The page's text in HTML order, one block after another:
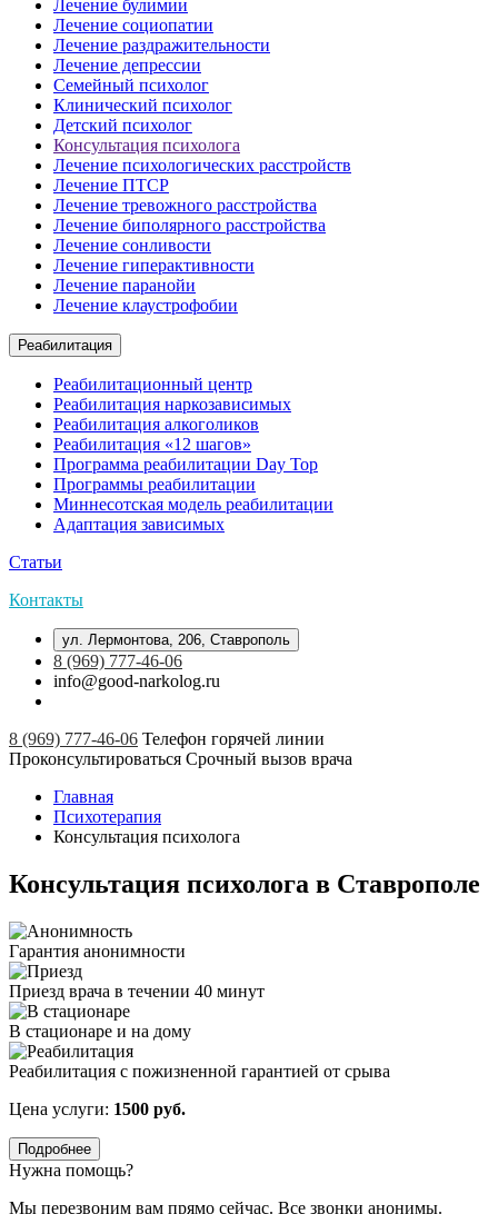
Лечение булимии
Лечение социопатии
Лечение раздражительности
Лечение депрессии
Семейный психолог
Клинический психолог
Детский психолог
Консультация психолога
Лечение психологических расстройств
Лечение ПТСР
Лечение тревожного расстройства
Лечение биполярного расстройства
Лечение сонливости
Лечение гиперактивности
Лечение паранойи
Лечение клаустрофобии
Реабилитация
Реабилитационный центр
Реабилитация наркозависимых
Реабилитация алкоголиков
Реабилитация «12 шагов»
Программа реабилитации Day Top
Программы реабилитации
Миннесотская модель реабилитации
Адаптация зависимых
Статьи
Контакты
ул. Лермонтова, 206, Ставрополь
8 (969) 777-46-06
info@good-narkolog.ru
8 (969) 777-46-06 Телефон горячей линии
Проконсультироваться Срочный вызов врача
Главная
Психотерапия
Консультация психолога
Консультация психолога в Ставрополе
Гарантия анонимности
Приезд врача в течении 40 минут
В стационаре и на дому
Реабилитация с пожизненной гарантией от срыва
Цена услуги: 1500 руб.
Подробнее
Нужна помощь?
Мы перезвоним вам прямо сейчас. Все звонки анонимы.